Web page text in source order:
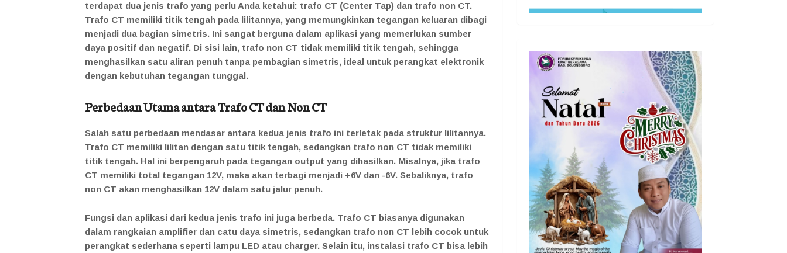
terdapat dua jenis trafo yang perlu Anda ketahui: trafo CT (Center Tap) dan trafo non CT.
Trafo CT memiliki titik tengah pada lilitannya, yang memungkinkan tegangan keluaran dibagi
menjadi dua bagian simetris. Ini sangat berguna dalam aplikasi yang memerlukan sumber
daya positif dan negatif. Di sisi lain, trafo non CT tidak memiliki titik tengah, sehingga
menghasilkan satu aliran penuh tanpa pembagian simetris, ideal untuk perangkat elektronik
dengan kebutuhan tegangan tunggal.
Perbedaan Utama antara Trafo CT dan Non CT
Salah satu perbedaan mendasar antara kedua jenis trafo ini terletak pada struktur lilitannya.
Trafo CT memiliki lilitan dengan satu titik tengah, sedangkan trafo non CT tidak memiliki
titik tengah. Hal ini berpengaruh pada tegangan output yang dihasilkan. Misalnya, jika trafo
CT memiliki total tegangan 12V, maka akan terbagi menjadi +6V dan -6V. Sebaliknya, trafo
non CT akan menghasilkan 12V dalam satu jalur penuh.
Fungsi dan aplikasi dari kedua jenis trafo ini juga berbeda. Trafo CT biasanya digunakan
dalam rangkaian amplifier dan catu daya simetris, sedangkan trafo non CT lebih cocok untuk
perangkat sederhana seperti lampu LED atau charger. Selain itu, instalasi trafo CT bisa lebih